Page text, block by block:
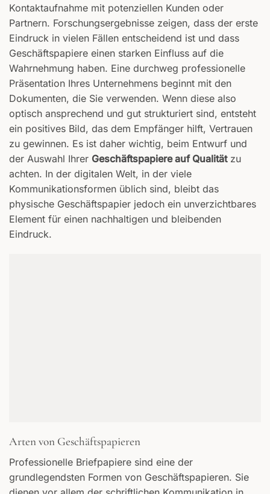
Kontaktaufnahme mit potenziellen Kunden oder
Partnern. Forschungsergebnisse zeigen, dass der erste
Eindruck in vielen Fällen entscheidend ist und dass
Geschäftspapiere einen starken Einfluss auf die
Wahrnehmung haben. Eine durchweg professionelle
Präsentation Ihres Unternehmens beginnt mit den
Dokumenten, die Sie verwenden. Wenn diese also
optisch ansprechend und gut strukturiert sind, entsteht
ein positives Bild, das dem Empfänger hilft, Vertrauen
zu gewinnen. Es ist daher wichtig, beim Entwurf und
der Auswahl Ihrer Geschäftspapiere auf Qualitätzu
achten. In der digitalen Welt, in der viele
Kommunikationsformen üblich sind, bleibt das
physische Geschäftspapier jedoch ein unverzichtbares
Element für einen nachhaltigen und bleibenden
Eindruck.
Arten von Geschäftspapieren
Professionelle Briefpapiere sind eine der
grundlegendsten Formen von Geschäftspapieren. Sie